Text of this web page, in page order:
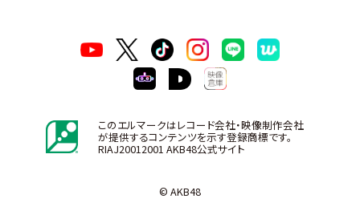
このエルマークはレコード会社・映像制作会社
が提供するコンテンツを示す登録商標です。
RIAJ20012001 AKB48公式サイト
© AKB48